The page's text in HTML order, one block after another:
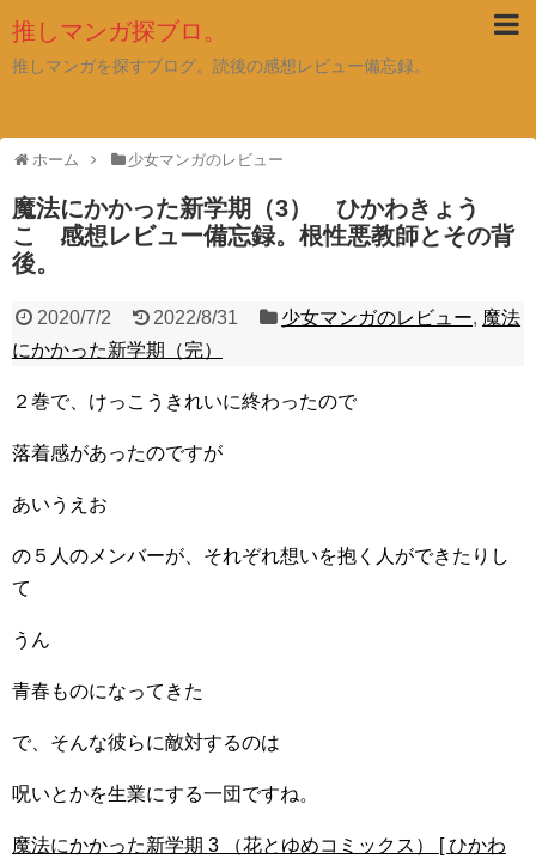
推しマンガ探ブロ。
推しマンガを探すブログ。読後の感想レビュー備忘録。
ホーム 少女マンガのレビュー
魔法にかかった新学期（3） ひかわきょう
こ 感想レビュー備忘録。根性悪教師とその背
後。
2020/7/2 2022/8/31 少女マンガのレビュー, 魔法
にかかった新学期（完）
２巻で、けっこうきれいに終わったので
落着感があったのですが
あいうえお
の５人のメンバーが、それぞれ想いを抱く人ができたりし
て
うん
青春ものになってきた
で、そんな彼らに敵対するのは
呪いとかを生業にする一団ですね。
魔法にかかった新学期 3 （花とゆめコミックス） [ ひかわ